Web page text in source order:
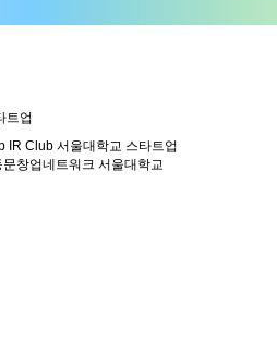
트업
IR Club 서울대학교 스타트업
문창업네트워크 서울대학교